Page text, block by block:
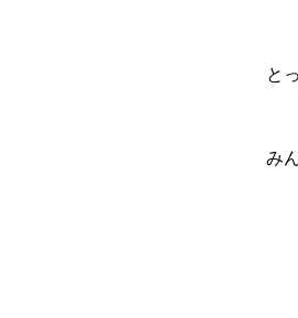
と
み